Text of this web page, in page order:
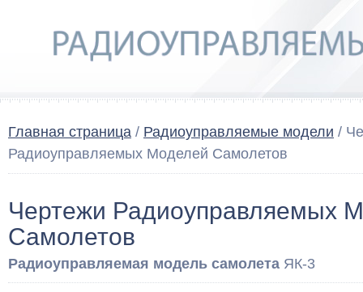
Главная страница / Радиоуправляемые модели /
Радиоуправляемых Моделей Самолетов
Чертежи Радиоуправляемых
Самолетов
Радиоуправляемая модель самолета ЯК-3